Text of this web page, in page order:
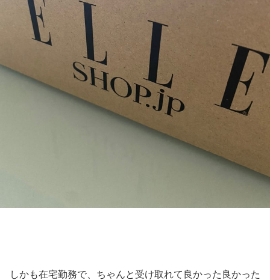
しかも在宅勤務で、ちゃんと受け取れて良かった良かった